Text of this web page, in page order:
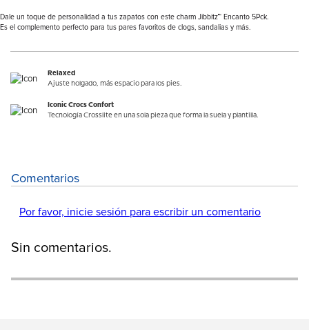
Dale un toque de personalidad a tus zapatos con este charm Jibbitz™ Encanto 5Pck.
Es el complemento perfecto para tus pares favoritos de clogs, sandalias y más.
Relaxed
Ajuste holgado, más espacio para los pies.
Iconic Crocs Confort
Tecnología Crosslite en una sola pieza que forma la suela y plantilla.
Comentarios
Por favor, inicie sesión para escribir un comentario
Sin comentarios.